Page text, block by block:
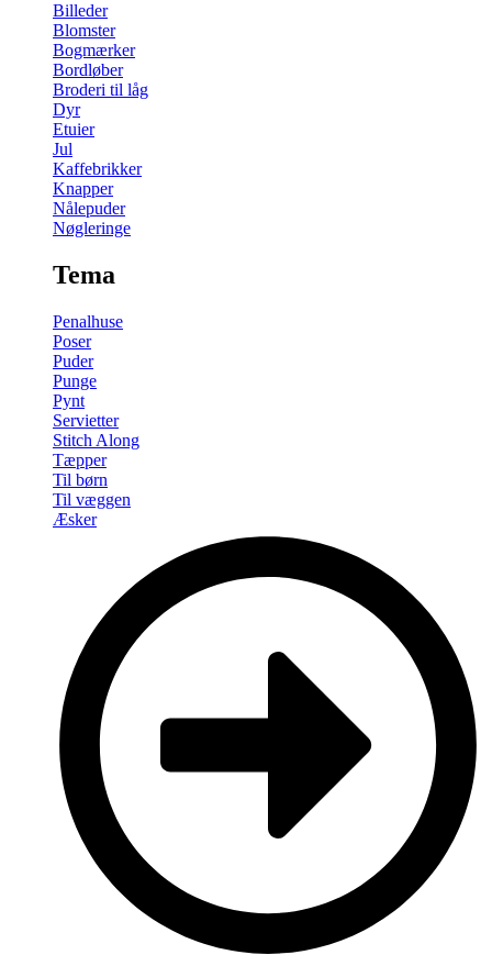
Billeder
Blomster
Bogmærker
Bordløber
Broderi til låg
Dyr
Etuier
Jul
Kaffebrikker
Knapper
Nålepuder
Nøgleringe
Tema
Penalhuse
Poser
Puder
Punge
Pynt
Servietter
Stitch Along
Tæpper
Til børn
Til væggen
Æsker